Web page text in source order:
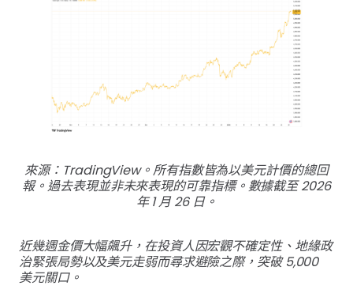
來源：TradingView。所有指數皆為以美元計價的總回
報。過去表現並非未來表現的可靠指標。數據截至 2026
年 1 月 26 日。
近幾週金價大幅飆升，在投資人因宏觀不確定性、地緣政
治緊張局勢以及美元走弱而尋求避險之際，突破 5,000
美元關口。